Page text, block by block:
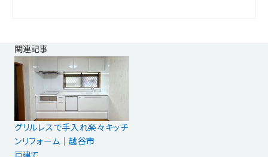
関連記事
グリルレスで手入れ楽々キッチ
ンリフォーム｜越谷市